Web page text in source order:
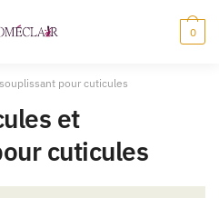
0
pour cuticules
et
cuticules